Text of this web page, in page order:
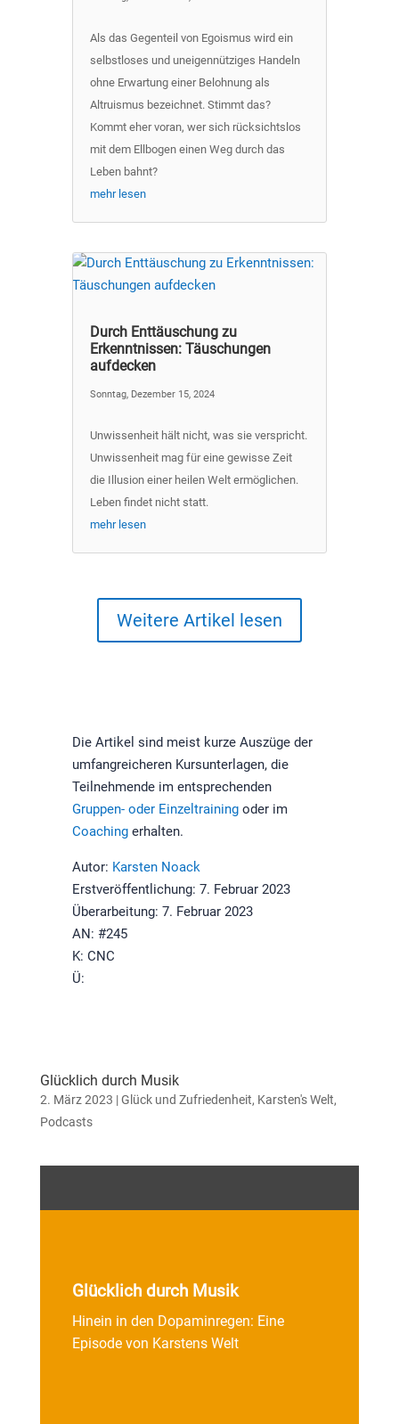
Als das Gegenteil von Egoismus wird ein
selbstloses und uneigennütziges Handeln
ohne Erwartung einer Belohnung als
Altruismus bezeichnet. Stimmt das?
Kommt eher voran, wer sich rücksichtslos
mit dem Ellbogen einen Weg durch das
Leben bahnt?
mehr lesen
Durch Enttäuschung zu
Erkenntnissen: Täuschungen
aufdecken
Sonntag, Dezember 15, 2024
Unwissenheit hält nicht, was sie verspricht.
Unwissenheit mag für eine gewisse Zeit
die Illusion einer heilen Welt ermöglichen.
Leben findet nicht statt.
mehr lesen
Weitere Artikel lesen
Die Artikel sind meist kurze Auszüge der
umfangreicheren Kursunterlagen, die
Teilnehmende im entsprechenden
Gruppen- oder Einzeltrainingoder im
Coachingerhalten.
Autor: Karsten Noack
Erstveröffentlichung: 7. Februar 2023
Überarbeitung: 7. Februar 2023
AN: #245
K: CNC
Ü:
Glücklich durch Musik
2. März 2023 |Glück und Zufriedenheit, Karsten's Welt,
Podcasts
Glücklich durch Musik
Hinein in den Dopaminregen: Eine
Episode von Karstens Welt